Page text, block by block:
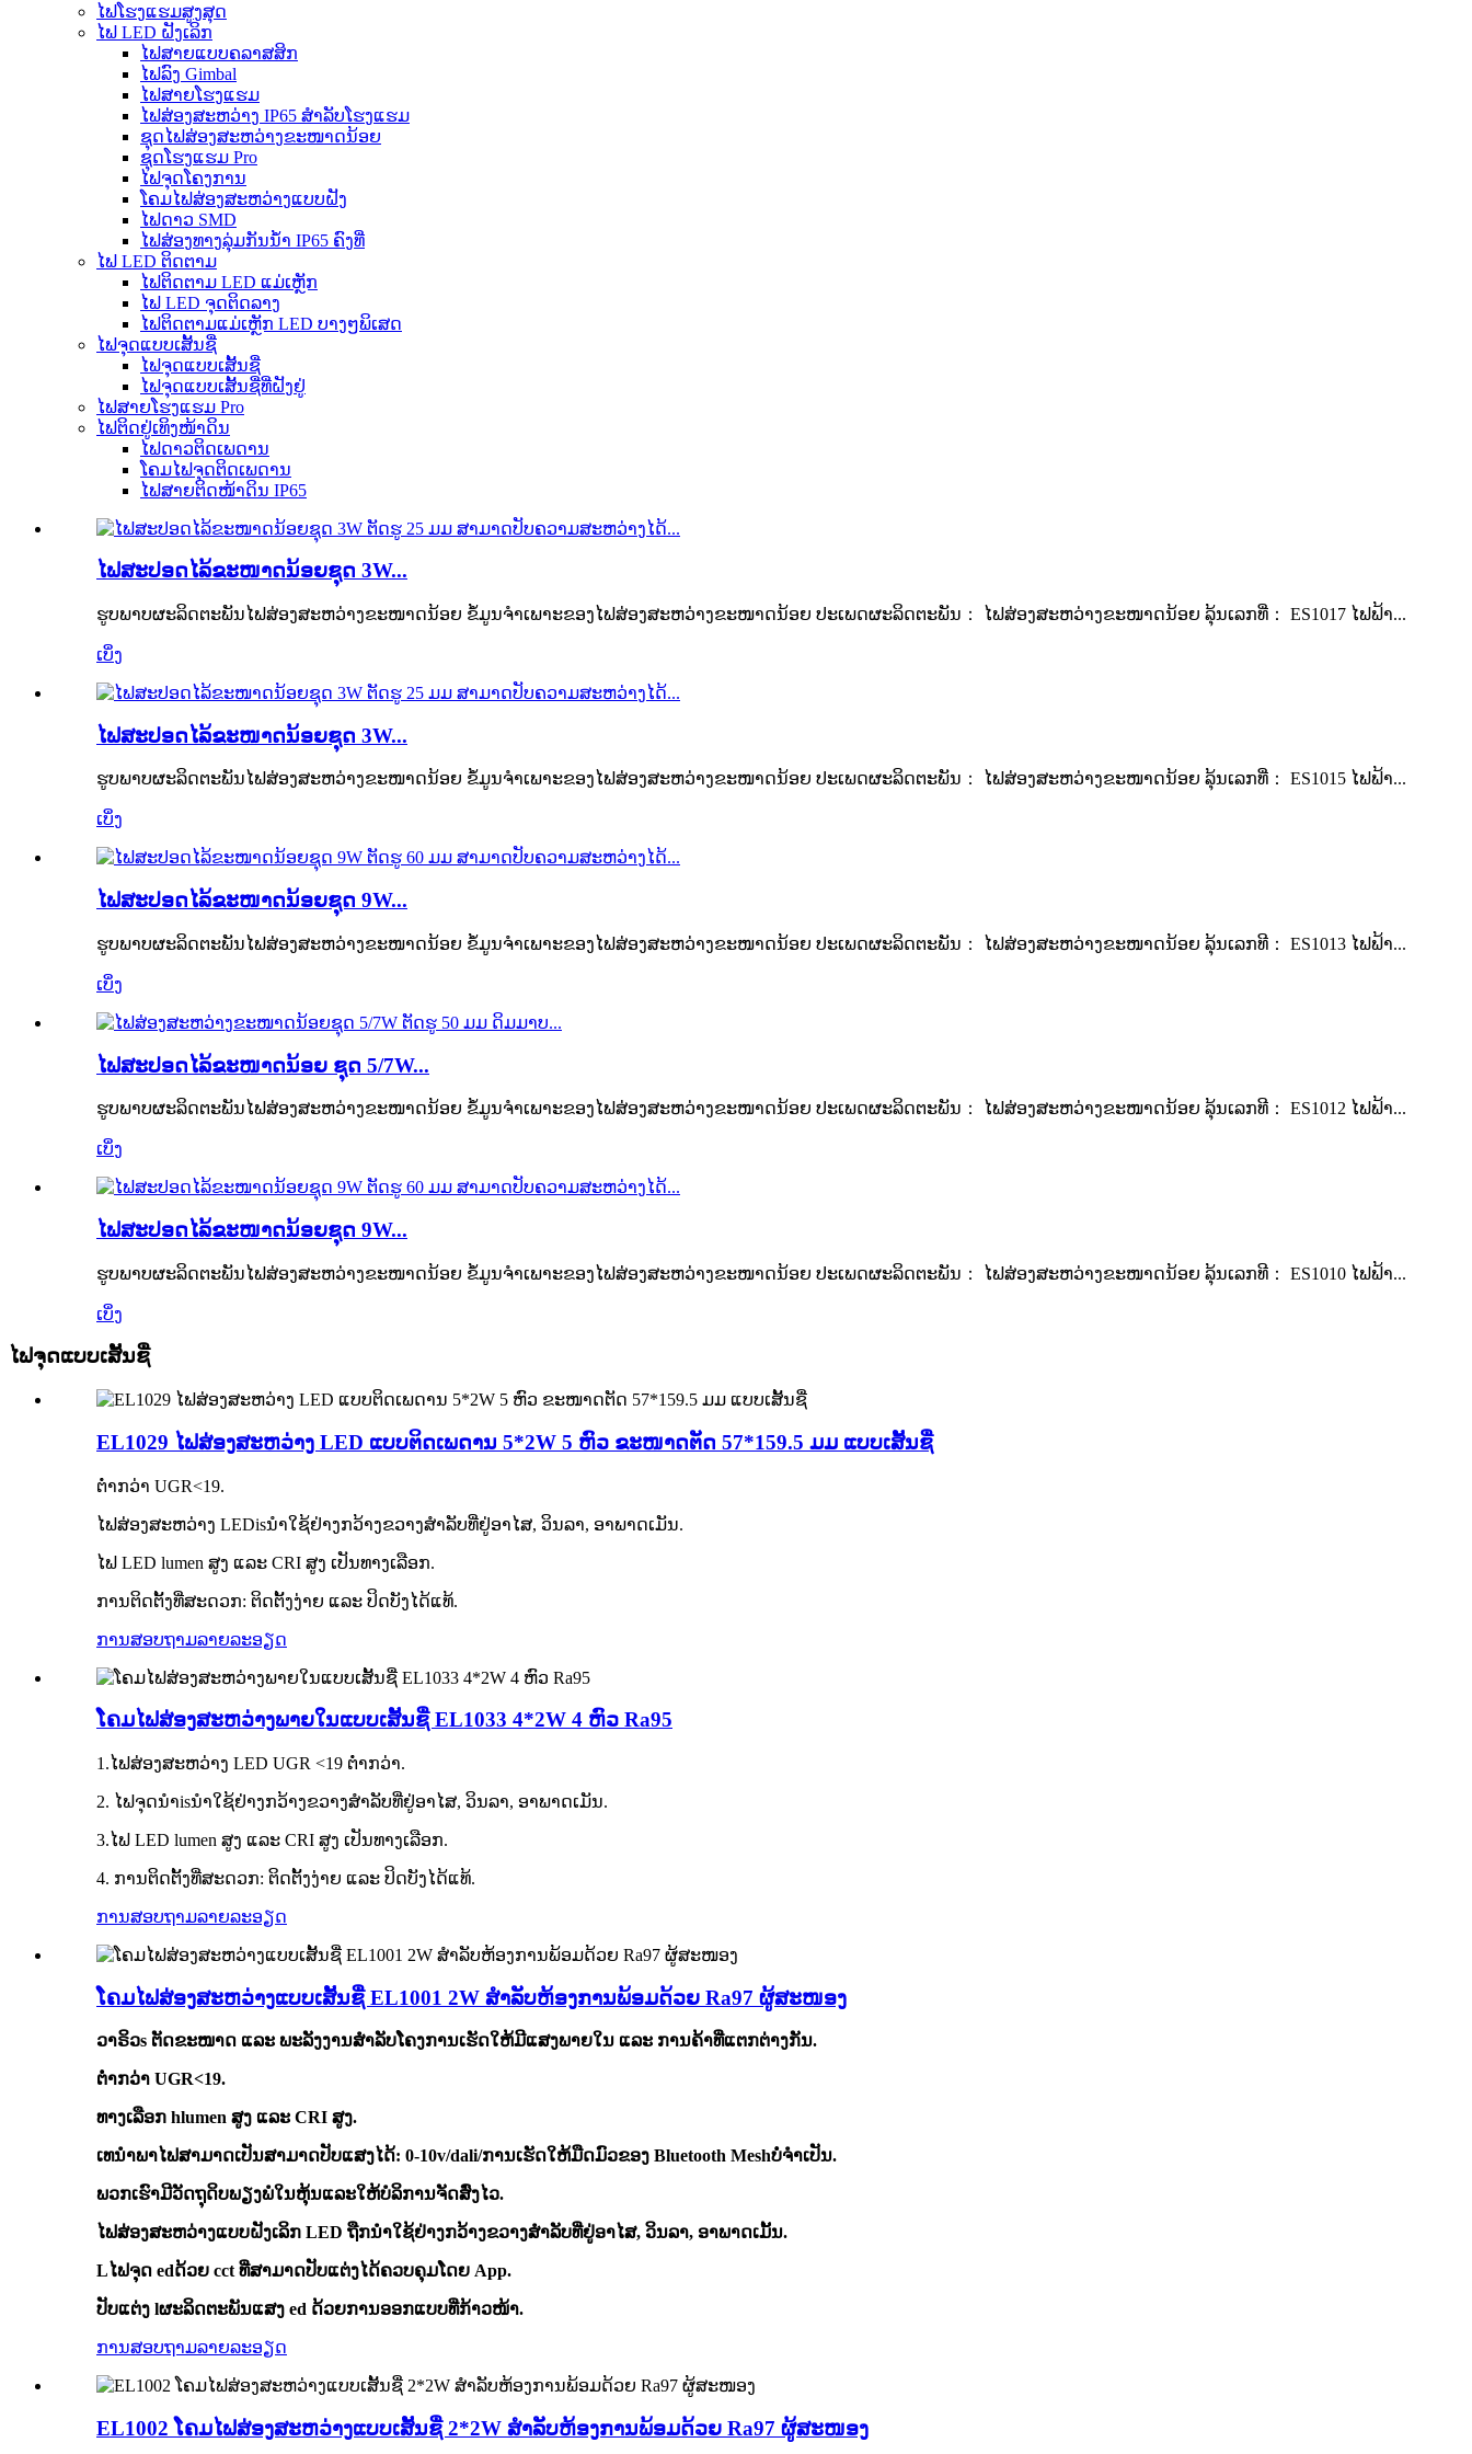
ໄຟໂຮງແຮມສູງສຸດ
ໄຟ LED ຝັງເລິກ
ໄຟສາຍແບບຄລາສສິກ
ໄຟລົງ Gimbal
ໄຟສາຍໂຮງແຮມ
ໄຟສ່ອງສະຫວ່າງ IP65 ສຳລັບໂຮງແຮມ
ຊຸດໄຟສ່ອງສະຫວ່າງຂະໜາດນ້ອຍ
ຊຸດໂຮງແຮມ Pro
ໄຟຈຸດໂຄງການ
ໂຄມໄຟສ່ອງສະຫວ່າງແບບຝັງ
ໄຟດາວ SMD
ໄຟສ່ອງທາງລຸ່ມກັນນ້ຳ IP65 ຄົງທີ່
ໄຟ LED ຕິດຕາມ
ໄຟຕິດຕາມ LED ແມ່ເຫຼັກ
ໄຟ LED ຈຸດຕິດລາງ
ໄຟຕິດຕາມແມ່ເຫຼັກ LED ບາງໆພິເສດ
ໄຟຈຸດແບບເສັ້ນຊື່
ໄຟຈຸດແບບເສັ້ນຊື່
ໄຟຈຸດແບບເສັ້ນຊື່ທີ່ຝັງຢູ່
ໄຟສາຍໂຮງແຮມ Pro
ໄຟຕິດຢູ່ເທິງໜ້າດິນ
ໄຟດາວຕິດເພດານ
ໂຄມໄຟຈຸດຕິດເພດານ
ໄຟສາຍຕິດໜ້າດິນ IP65
ໄຟສະປອດໄລ້ຂະໜາດນ້ອຍຊຸດ 3W...
ຮູບພາບຜະລິດຕະພັນໄຟສ່ອງສະຫວ່າງຂະໜາດນ້ອຍ ຂໍ້ມູນຈຳເພາະຂອງໄຟສ່ອງສະຫວ່າງຂະໜາດນ້ອຍ ປະເພດຜະລິດຕະພັນ： ໄຟສ່ອງສະຫວ່າງຂະໜາດນ້ອຍ ລຸ້ນເລກທີ່： ES1017 ໄຟຟ້າ...
ເບິ່ງ
ໄຟສະປອດໄລ້ຂະໜາດນ້ອຍຊຸດ 3W...
ຮູບພາບຜະລິດຕະພັນໄຟສ່ອງສະຫວ່າງຂະໜາດນ້ອຍ ຂໍ້ມູນຈຳເພາະຂອງໄຟສ່ອງສະຫວ່າງຂະໜາດນ້ອຍ ປະເພດຜະລິດຕະພັນ： ໄຟສ່ອງສະຫວ່າງຂະໜາດນ້ອຍ ລຸ້ນເລກທີ່： ES1015 ໄຟຟ້າ...
ເບິ່ງ
ໄຟສະປອດໄລ້ຂະໜາດນ້ອຍຊຸດ 9W...
ຮູບພາບຜະລິດຕະພັນໄຟສ່ອງສະຫວ່າງຂະໜາດນ້ອຍ ຂໍ້ມູນຈຳເພາະຂອງໄຟສ່ອງສະຫວ່າງຂະໜາດນ້ອຍ ປະເພດຜະລິດຕະພັນ： ໄຟສ່ອງສະຫວ່າງຂະໜາດນ້ອຍ ລຸ້ນເລກທີ： ES1013 ໄຟຟ້າ...
ເບິ່ງ
ໄຟສະປອດໄລ້ຂະໜາດນ້ອຍ ຊຸດ 5/7W...
ຮູບພາບຜະລິດຕະພັນໄຟສ່ອງສະຫວ່າງຂະໜາດນ້ອຍ ຂໍ້ມູນຈຳເພາະຂອງໄຟສ່ອງສະຫວ່າງຂະໜາດນ້ອຍ ປະເພດຜະລິດຕະພັນ： ໄຟສ່ອງສະຫວ່າງຂະໜາດນ້ອຍ ລຸ້ນເລກທີ： ES1012 ໄຟຟ້າ...
ເບິ່ງ
ໄຟສະປອດໄລ້ຂະໜາດນ້ອຍຊຸດ 9W...
ຮູບພາບຜະລິດຕະພັນໄຟສ່ອງສະຫວ່າງຂະໜາດນ້ອຍ ຂໍ້ມູນຈຳເພາະຂອງໄຟສ່ອງສະຫວ່າງຂະໜາດນ້ອຍ ປະເພດຜະລິດຕະພັນ： ໄຟສ່ອງສະຫວ່າງຂະໜາດນ້ອຍ ລຸ້ນເລກທີ： ES1010 ໄຟຟ້າ...
ເບິ່ງ
ໄຟຈຸດແບບເສັ້ນຊື່
EL1029 ໄຟສ່ອງສະຫວ່າງ LED ແບບຕິດເພດານ 5*2W 5 ຫົວ ຂະໜາດຕັດ 57*159.5 ມມ ແບບເສັ້ນຊື່
ຕ່ຳກວ່າ UGR<19.
ໄຟສ່ອງສະຫວ່າງ LEDisນຳໃຊ້ຢ່າງກວ້າງຂວາງສຳລັບທີ່ຢູ່ອາໄສ, ວິນລາ, ອາພາດເມັນ.
ໄຟ LED lumen ສູງ ແລະ CRI ສູງ ເປັນທາງເລືອກ.
ການຕິດຕັ້ງທີ່ສະດວກ: ຕິດຕັ້ງງ່າຍ ແລະ ປິດບັງໄດ້ແທ້.
ການສອບຖາມລາຍລະອຽດ
ໂຄມໄຟສ່ອງສະຫວ່າງພາຍໃນແບບເສັ້ນຊື່ EL1033 4*2W 4 ຫົວ Ra95
1.ໄຟສ່ອງສະຫວ່າງ LED UGR <19 ຕ່ຳກວ່າ.
2. ໄຟຈຸດນຳisນຳໃຊ້ຢ່າງກວ້າງຂວາງສຳລັບທີ່ຢູ່ອາໄສ, ວິນລາ, ອາພາດເມັນ.
3.ໄຟ LED lumen ສູງ ແລະ CRI ສູງ ເປັນທາງເລືອກ.
4. ການຕິດຕັ້ງທີ່ສະດວກ: ຕິດຕັ້ງງ່າຍ ແລະ ປິດບັງໄດ້ແທ້.
ການສອບຖາມລາຍລະອຽດ
ໂຄມໄຟສ່ອງສະຫວ່າງແບບເສັ້ນຊື່ EL1001 2W ສຳລັບຫ້ອງການພ້ອມດ້ວຍ Ra97 ຜູ້ສະໜອງ
ວາຣິວs ຕັດຂະໜາດ ແລະ ພະລັງງານສຳລັບໂຄງການເຮັດໃຫ້ມີແສງພາຍໃນ ແລະ ການຄ້າທີ່ແຕກຕ່າງກັນ.
ຕ່ຳກວ່າ UGR<19.
ທາງເລືອກ hlumen ສູງ ແລະ CRI ສູງ.
ເທນຳພາໄຟສາມາດເປັນສາມາດປັບແສງໄດ້: 0-10v/dali/ການເຮັດໃຫ້ມືດມົວຂອງ Bluetooth Meshບໍ່ຈຳເປັນ.
ພວກເຮົາມີວັດຖຸດິບພຽງພໍໃນຫຸ້ນແລະໃຫ້ບໍລິການຈັດສົ່ງໄວ.
ໄຟສ່ອງສະຫວ່າງແບບຝັງເລິກ LED ຖືກນຳໃຊ້ຢ່າງກວ້າງຂວາງສຳລັບທີ່ຢູ່ອາໄສ, ວິນລາ, ອາພາດເມັ້ນ.
Lໄຟຈຸດ edດ້ວຍ cct ທີ່ສາມາດປັບແຕ່ງໄດ້ຄວບຄຸມໂດຍ App.
ປັບແຕ່ງ lຜະລິດຕະພັນແສງ ed ດ້ວຍການອອກແບບທີ່ກ້າວໜ້າ.
ການສອບຖາມລາຍລະອຽດ
EL1002 ໂຄມໄຟສ່ອງສະຫວ່າງແບບເສັ້ນຊື່ 2*2W ສຳລັບຫ້ອງການພ້ອມດ້ວຍ Ra97 ຜູ້ສະໜອງ